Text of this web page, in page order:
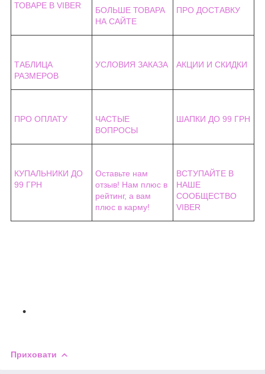
ТОВАРЕ В VIBER
БОЛЬШЕ ТОВАРА
НА САЙТЕ
ПРО ДОСТАВКУ
ТАБЛИЦА
РАЗМЕРОВ
УСЛОВИЯ ЗАКАЗА АКЦИИ И СКИДКИ
ПРО ОПЛАТУ
ЧАСТЫЕ
ВОПРОСЫ
ШАПКИ ДО 99 ГРН
КУПАЛЬНИКИ ДО
99 ГРН
Оставьте нам
отзыв! Нам плюс в
рейтинг, а вам
плюс в карму!
ВСТУПАЙТЕ В
НАШЕ
СООБЩЕСТВО
VIBER
Приховати